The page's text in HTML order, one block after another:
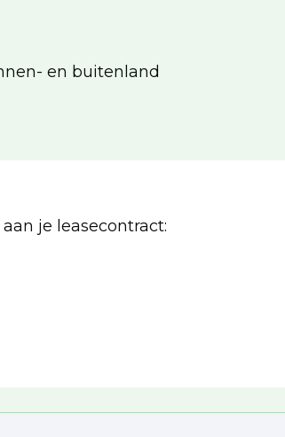
en buitenland
je leasecontract: